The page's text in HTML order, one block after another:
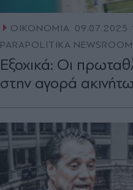
ΟΙΚΟΝΟΜΙΑ 09.07.2025
PARAPOLITIKA NEWSROOM
Εξοχικά: Οι
στην αγορά